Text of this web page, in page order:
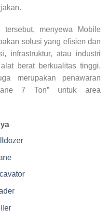
tersebut, menyewa Mobile
solusi yang efisien dan
infrastruktur, atau industri
berat berkualitas tinggi.
merupakan penawaran
7 Ton” untuk area